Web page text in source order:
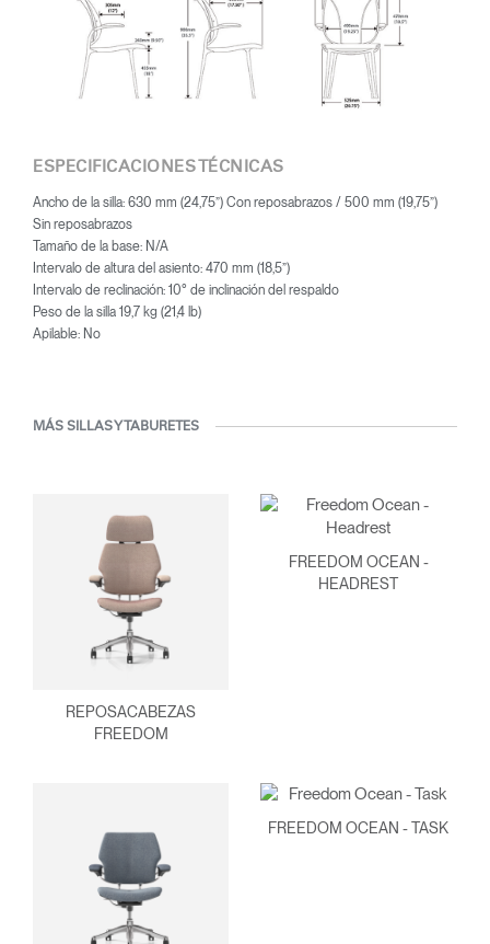
Diseño Cooper-Hewitt, y el 1999 Chrysler Design Award. En su
última etapa, Diffrient centró sus esfuerzos en diseños
dedicados a espacios de oficina, sobre todo en el ámbito de la
sillería, una categoría en la que lideró múltiples avances
innovadores, desde los cilindros neumáticos para el ajuste de
ESPECIFICACIONES TÉCNICAS
Ancho de la silla: 630 mm (24,75”) Con reposabrazos / 500 mm (19,75”)
Sin reposabrazos
Tamaño de la base: N/A
Intervalo de altura del asiento: 470 mm (18,5”)
Intervalo de reclinación: 10° de inclinación del respaldo
Peso de la silla 19,7 kg (21,4 lb)
Apilable: No
MÁS SILLAS Y TABURETES
REPOSACABEZAS
FREEDOM
FREEDOM OCEAN -
HEADREST
FREEDOM OCEAN - TASK